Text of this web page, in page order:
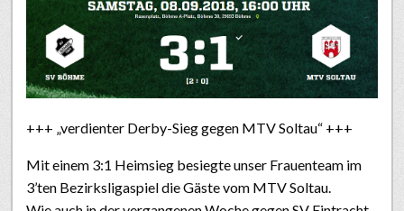
+++ „verdienter Derby-Sieg gegen MTV Soltau“ +++
Mit einem 3:1 Heimsieg besiegte unser Frauenteam im
3’ten Bezirksligaspiel die Gäste vom MTV Soltau.